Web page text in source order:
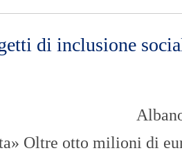
di inclusione
Oltre otto milioni di